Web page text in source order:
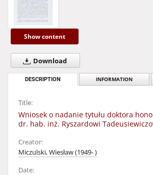
Show content
Download
DESCRIPTION INFORMATION
Title:
Wniosek o nadanie tytułu doktora
dr. hab. inż. Ryszardowi
Creator:
Miczulski, Wiesław (1949- )
Date: